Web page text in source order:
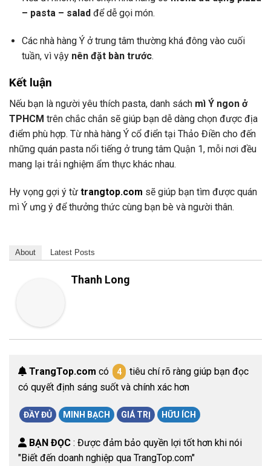
– pasta – salad đểdễ gọi món.
Các nhà hàng Ý ởtrung tâm thường khá đông vào cuối
tuần, vì vậy nên đặt bàn trước.
Kết luận
Nếu bạn là người yêu thích pasta, danh sách mì Ý ngon ở
TPHCM trên chắc chắn sẽ giúp bạn dễ dàng chọn được địa
điểm phù hợp. Từ nhà hàng Ý cổ điển tại Thảo Điền cho đến
những quán pasta nổi tiếng ởtrung tâm Quận 1, mỗi nơi đều
mang lại trải nghiệm ẩm thực khác nhau.
Hy vọng gợi ý từ trangtop.com sẽ giúp bạn tìm được quán
mì Ý ưng ý đểthưởng thức cùng bạn bè và người thân.
About Latest Posts
Thanh Long
TrangTop.com có 4
tiêu chí rõ ràng giúp bạn đọc
có quyết định sáng suốt và chính xác hơn
ĐẦY ĐỦ MINH BẠCH GIÁ TRỊ HỮU ÍCH
BẠN ĐỌC : Được đảm bảo quyền lợi tốt hơn khi nói
"Biết đến doanh nghiệp qua TrangTop.com"